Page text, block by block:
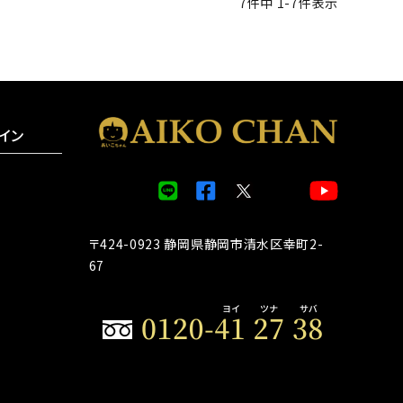
ン
〒424-0923 静岡県静岡市清水区幸町2-
67